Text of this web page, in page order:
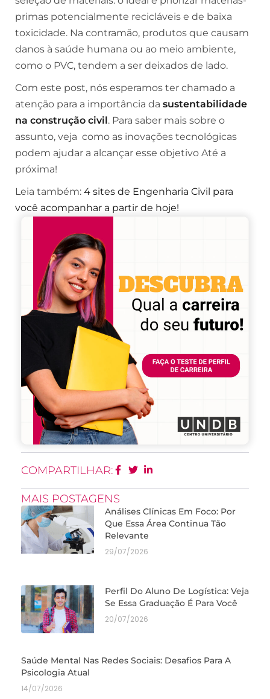
primas potencialmente recicláveis e de baixa
toxicidade. Na contramão, produtos que causam
danos à saúde humana ou ao meio ambiente,
como o PVC, tendem a ser deixados de lado.
Com este post, nós esperamos ter chamado a
atenção para a importância da sustentabilidade
na construção civil. Para saber mais sobre o
assunto, veja como as inovações tecnológicas
podem ajudar a alcançar esse objetivo Até a
próxima!
Leia também: 4 sites de Engenharia Civil para
você acompanhar a partir de hoje!
COMPARTILHAR:
MAIS POSTAGENS
Análises Clínicas Em Foco: Por
Que Essa Área Continua Tão
Relevante
29/07/2026
Perfil Do Aluno De Logística: Veja
Se Essa Graduação É Para Você
20/07/2026
Saúde Mental Nas Redes Sociais: Desafios Para A
Psicologia Atual
14/07/2026